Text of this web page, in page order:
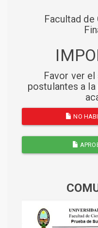
Facultad de
Favor ver
postulantes a
NO